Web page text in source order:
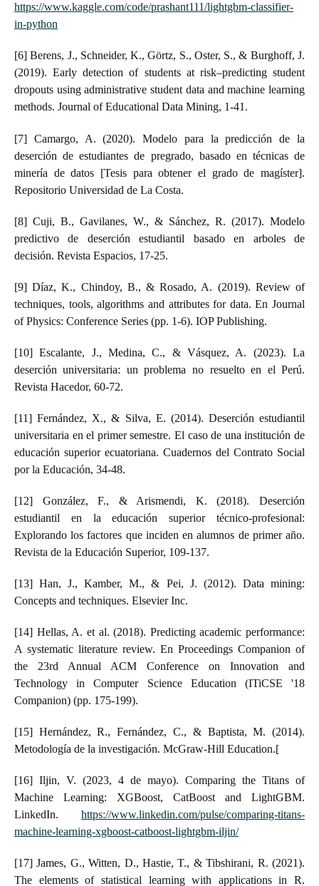
https://www.kaggle.com/code/prashant111/lightgbm-classifier-
in-python
[6] Berens, J., Schneider, K., Görtz, S., Oster, S., & Burghoff, J.
(2019). Early detection of students at risk–predicting student
dropouts using administrative student data and machine learning
methods. Journal of Educational Data Mining, 1-41.
[7] Camargo, A. (2020). Modelo para la predicción de la
deserción de estudiantes de pregrado, basado en técnicas de
minería de datos [Tesis para obtener el grado de magíster].
Repositorio Universidad de La Costa.
[8] Cuji, B., Gavilanes, W., & Sánchez, R. (2017). Modelo
predictivo de deserción estudiantil basado en arboles de
decisión. Revista Espacios, 17-25.
[9] Díaz, K., Chindoy, B., & Rosado, A. (2019). Review of
techniques, tools, algorithms and attributes for data. En Journal
of Physics: Conference Series (pp. 1-6). IOP Publishing.
[10] Escalante, J., Medina, C., & Vásquez, A. (2023). La
deserción universitaria: un problema no resuelto en el Perú.
Revista Hacedor, 60-72.
[11] Fernández, X., & Silva, E. (2014). Deserción estudiantil
universitaria en el primer semestre. El caso de una institución de
educación superior ecuatoriana. Cuadernos del Contrato Social
por la Educación, 34-48.
[12] González, F., & Arismendi, K. (2018). Deserción
estudiantil en la educación superior técnico-profesional:
Explorando los factores que inciden en alumnos de primer año.
Revista de la Educación Superior, 109-137.
[13] Han, J., Kamber, M., & Pei, J. (2012). Data mining:
Concepts and techniques. Elsevier Inc.
[14] Hellas, A. et al. (2018). Predicting academic performance:
A systematic literature review. En Proceedings Companion of
the 23rd Annual ACM Conference on Innovation and
Technology in Computer Science Education (ITiCSE '18
Companion) (pp. 175-199).
[15] Hernández, R., Fernández, C., & Baptista, M. (2014).
Metodología de la investigación. McGraw-Hill Education.[
[16] Iljin, V. (2023, 4 de mayo). Comparing the Titans of
Machine Learning: XGBoost, CatBoost and LightGBM.
LinkedIn.https://www.linkedin.com/pulse/comparing-titans-
machine-learning-xgboost-catboost-lightgbm-iljin/
[17] James, G., Witten, D., Hastie, T., & Tibshirani, R. (2021).
The elements of statistical learning with applications in R.